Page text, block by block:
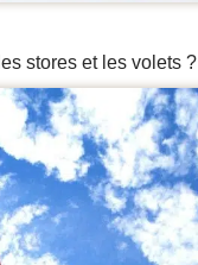
stores et les volets ?